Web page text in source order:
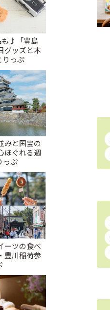
も♪「豊島
グッズと本
りっぷ
みと国宝の
ほぐれる週
っぷ
ーツの食べ
豊川稲荷参